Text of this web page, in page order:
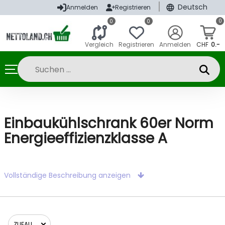
Anmelden Registrieren Deutsch
0
Vergleich
0
Registrieren Anmelden
0
CHF 0.-
Einbaukühlschrank 60er Norm
Energieeffizienzklasse A
Vollständige Beschreibung anzeigen